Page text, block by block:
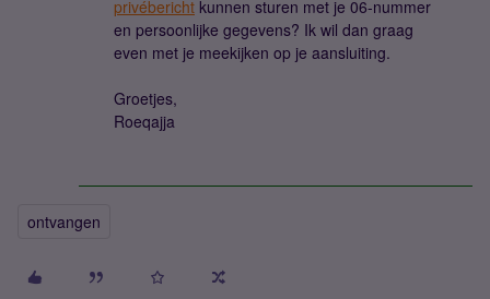
privébericht kunnen sturen met je 06-nummer
en persoonlijke gegevens? Ik wil dan graag
even met je meekijken op je aansluiting.
Groetjes,
Roeqajja
ontvangen